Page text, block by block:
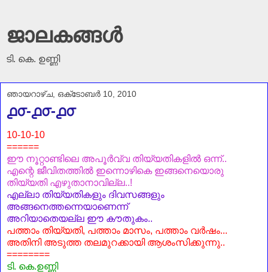
ജാലകങ്ങൾ
ടി. കെ. ഉണ്ണി
ഞായറാഴ്‌ച, ഒക്‌ടോബർ 10, 2010
൧൦-൧൦-൧൦
10-10-10
======
ഈ നൂറ്റാണ്ടിലെ അപൂർവ്വ തിയ്യതികളിൽ ഒന്ന്..
എന്റെ ജീവിതത്തിൽ ഇന്നൊഴികെ ഇങ്ങനെയൊരു
തിയ്യതി എഴുതാനാവില്ല..!
എല്ലാ തിയ്യതികളും ദിവസങ്ങളും
അങ്ങനെത്തന്നെയാണെന്ന്
അറിയാതെയല്ല ഈ കൗതുകം..
പത്താം തിയ്യതി, പത്താം മാസം, പത്താം വർഷം...
അതിനി അടുത്ത തലമുറക്കായി ആശംസിക്കുന്നു..
========
ടി. കെ.ഉണ്ണി